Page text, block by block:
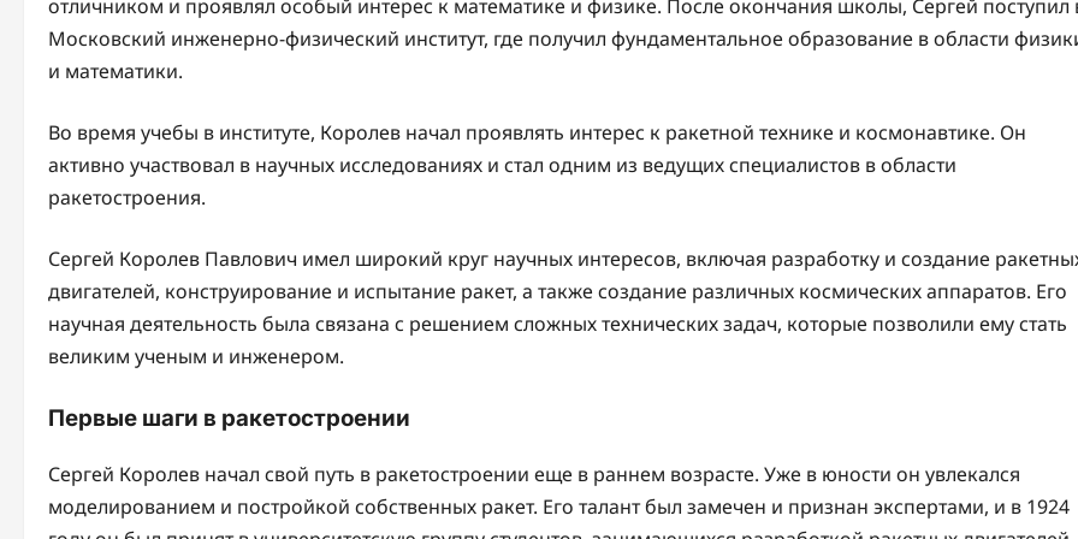
отличником и проявлял особый интерес к математике и физике. После окончания школы, Сергей поступил
Московский инженерно-физический институт, где получил фундаментальное образование в области
и математики.
Во время учебы в институте, Королев начал проявлять интерес к ракетной технике и космонавтике. Он
активно участвовал в научных исследованиях и стал одним из ведущих специалистов в области
ракетостроения.
Сергей Королев Павлович имел широкий круг научных интересов, включая разработку и создание
двигателей, конструирование и испытание ракет, а также создание различных космических аппаратов. Его
научная деятельность была связана с решением сложных технических задач, которые позволили ему стать
великим ученым и инженером.
Первые шаги в ракетостроении
Сергей Королев начал свой путь в ракетостроении еще в раннем возрасте. Уже в юности он увлекался
моделированием и постройкой собственных ракет. Его талант был замечен и признан экспертами, и в 1924